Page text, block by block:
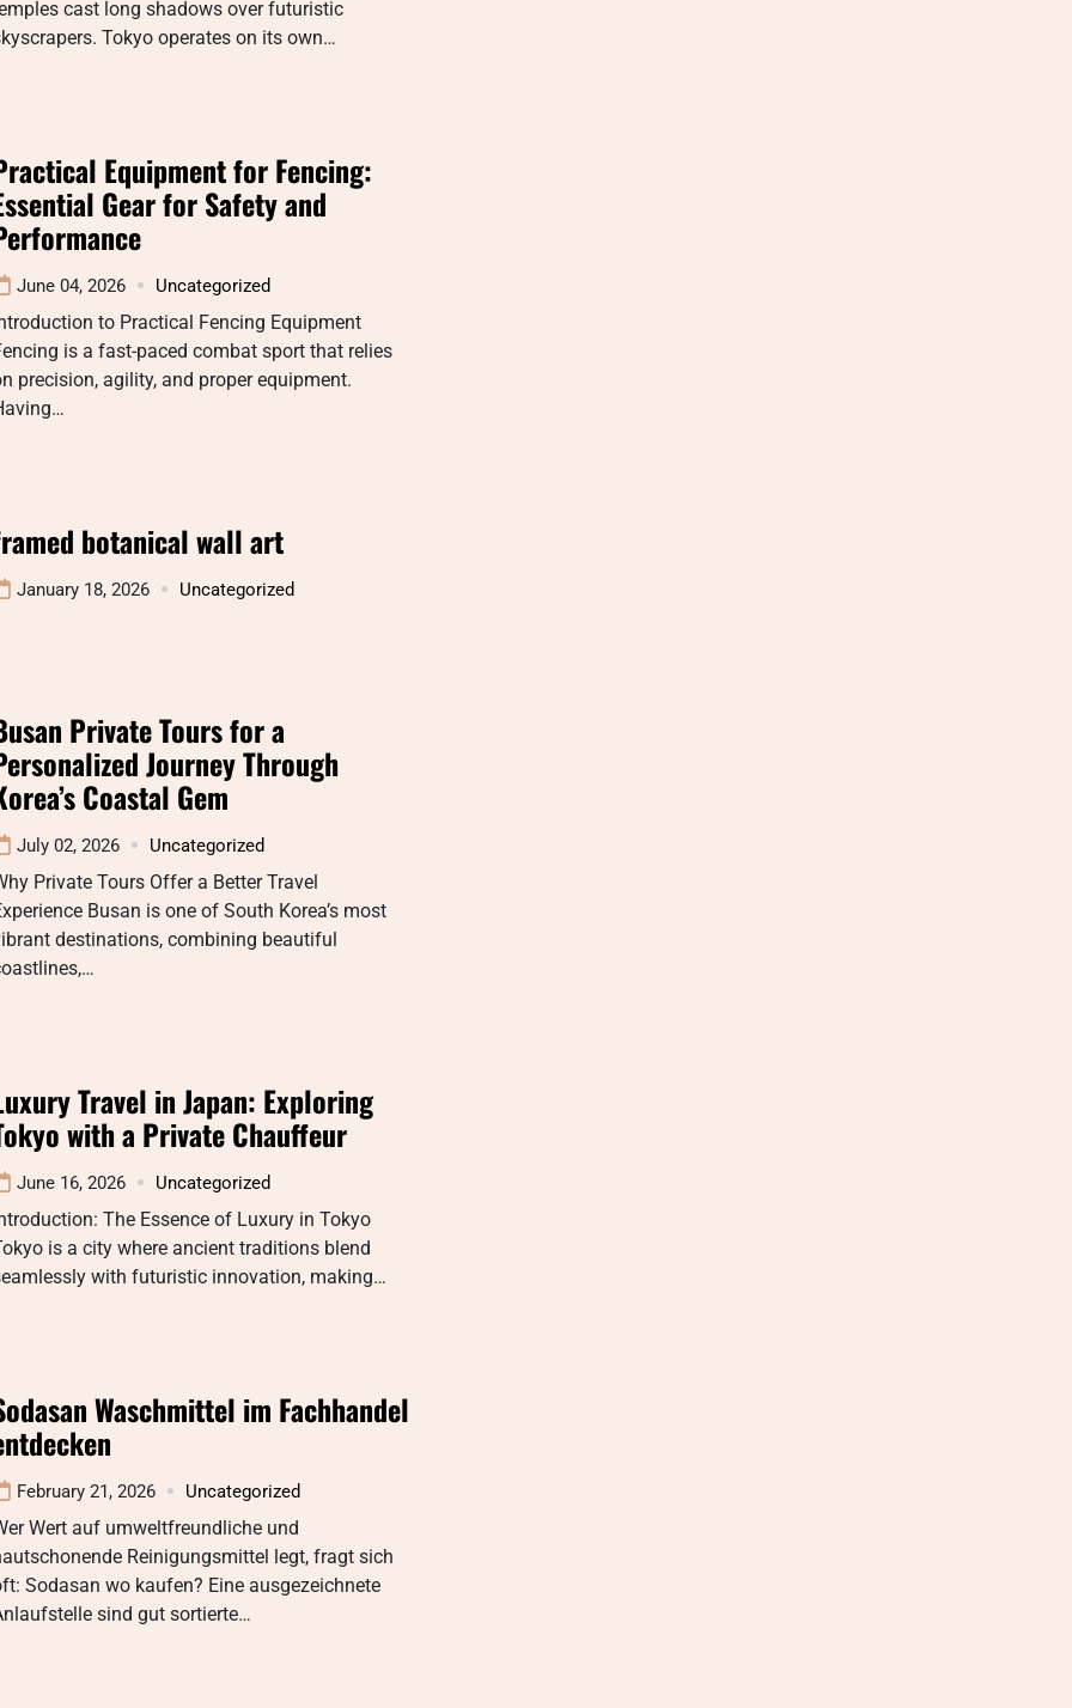
cast long shadows over futuristic
Tokyo operates on its own…
Equipment for Fencing:
Gear for Safety and
June 04, 2026 Uncategorized
to Practical Fencing Equipment
is a fast-paced combat sport that relies
precision, agility, and proper equipment.
botanical wall art
January 18, 2026 Uncategorized
Private Tours for a
Journey Through
Coastal Gem
July 02, 2026 Uncategorized
Private Tours Offer a Better Travel
Busan is one of South Korea’s most
destinations, combining beautiful
Travel in Japan: Exploring
with a Private Chauffeur
June 16, 2026 Uncategorized
The Essence of Luxury in Tokyo
is a city where ancient traditions blend
with futuristic innovation, making…
Waschmittel im Fachhandel
February 21, 2026 Uncategorized
Wert auf umweltfreundliche und
Reinigungsmittel legt, fragt sich
Sodasan wo kaufen? Eine ausgezeichnete
sind gut sortierte…